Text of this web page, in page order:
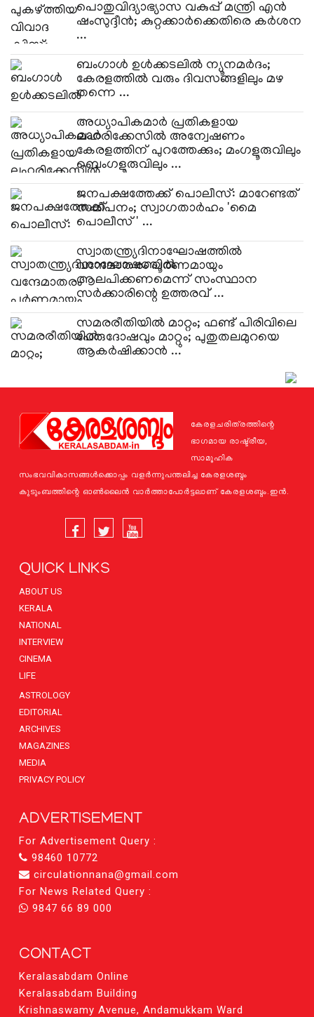
പൊതുവിദ്യാഭ്യാസ വകുപ്പ് മന്ത്രി എൻ
ഷംസുദ്ദീൻ; കുറ്റക്കാർക്കെതിരെ കർശന
...
ബംഗാൾ ഉൾക്കടലിൽ ന്യൂനമർദം;
കേരളത്തിൽ വരും ദിവസങ്ങളിലും മഴ
തന്നെ ...
അധ്യാപികമാർ പ്രതികളായ
ലഹരിക്കേസിൽ അന്വേഷണം
കേരളത്തിന് പുറത്തേക്കും; മംഗളൂരുവിലും
ബെംഗളൂരുവിലും ...
ജനപക്ഷത്തേക്ക് പൊലീസ്: മാറേണ്ടത്
സമീപനം; സ്വാഗതാർഹം 'മൈ
പൊലീസ്' ...
സ്വാതന്ത്ര്യദിനാഘോഷത്തിൽ
വന്ദേമാതരം പൂർണമായും
ആലപിക്കണമെന്ന് സംസ്ഥാന
സർക്കാരിന്റെ ഉത്തരവ് ...
സമരരീതിയിൽ മാറ്റം; ഫണ്ട് പിരിവിലെ
പേരുദോഷവും മാറ്റും; പുതുതലമുറയെ
ആകർഷിക്കാൻ ...
കേരളചരിത്രത്തിന്റെ
ഭാഗമായ രാഷ്ട്രീയ,
സാമൂഹിക
സംഭവവികാസങ്ങള്‍ക്കൊപ്പം വളര്‍ന്നുപന്തലിച്ച കേരളശബ്ദം
കുടുംബത്തിന്റെ ഓണ്‍ലൈന്‍ വാര്‍ത്താപോര്‍ട്ടലാണ് കേരളശബ്ദം.ഇന്‍.
QUICK LINKS
ABOUT US
KERALA
NATIONAL
INTERVIEW
CINEMA
LIFE
ASTROLOGY
EDITORIAL
ARCHIVES
MAGAZINES
MEDIA
PRIVACY POLICY
ADVERTISEMENT
For Advertisement Query :
98460 10772
circulationnana@gmail.com
For News Related Query :
9847 66 89 000
CONTACT
Keralasabdam Online
Keralasabdam Building
Krishnaswamy Avenue, Andamukkam Ward